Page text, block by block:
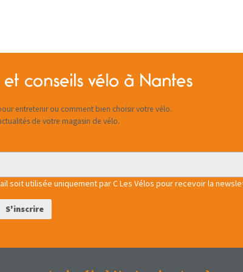
et conseils vélo à Nantes
entretenir ou comment bien choisir votre vélo.
de votre magasin de vélo.
soit utilisée uniquement par C Les Vélos pour recevoir la